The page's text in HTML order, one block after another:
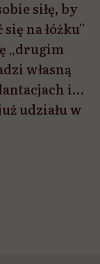
siłę, by
na łóżku”
„drugim
własną
i…
udziału w